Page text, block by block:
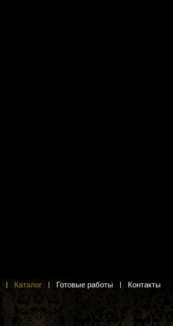
Каталог Готовые работы Контакты